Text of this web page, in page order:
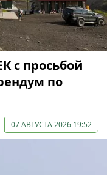
с просьбой
по
07 АВГУСТА 2026 19:52